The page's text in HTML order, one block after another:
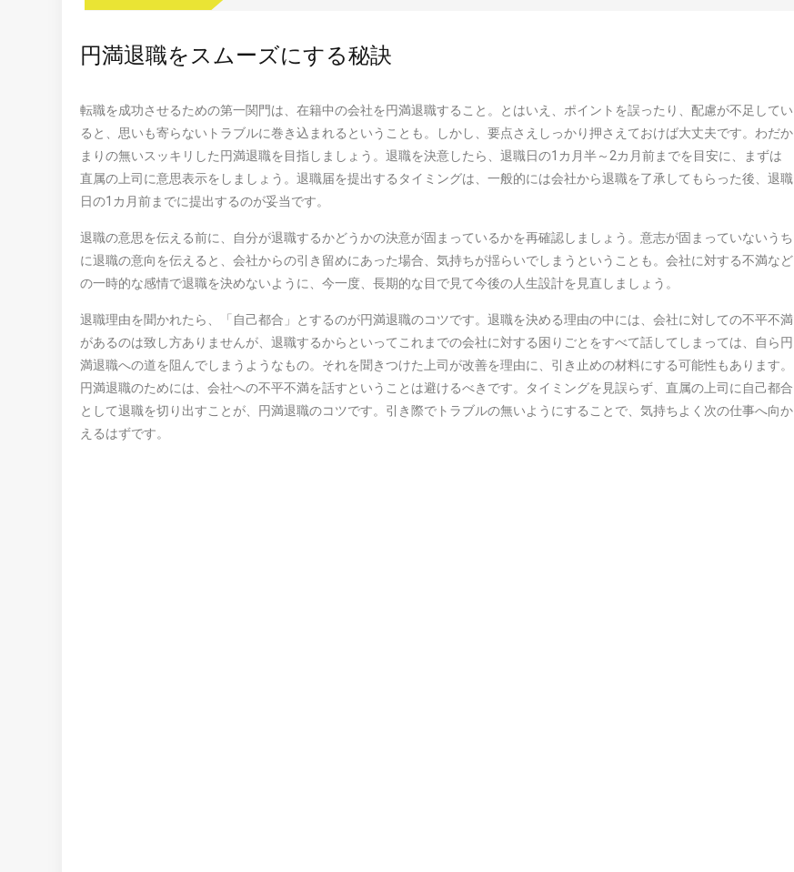
円満退職をスムーズにする秘訣
転職を成功させるための第一関門は、在籍中の会社を円満退職すること。とはいえ、ポイントを誤ったり、配慮が不足してい
ると、思いも寄らないトラブルに巻き込まれるということも。しかし、要点さえしっかり押さえておけば大丈夫です。わだか
まりの無いスッキリした円満退職を目指しましょう。退職を決意したら、退職日の1カ月半～2カ月前までを目安に、まずは
直属の上司に意思表示をしましょう。退職届を提出するタイミングは、一般的には会社から退職を了承してもらった後、退職
日の1カ月前までに提出するのが妥当です。
退職の意思を伝える前に、自分が退職するかどうかの決意が固まっているかを再確認しましょう。意志が固まっていないうち
に退職の意向を伝えると、会社からの引き留めにあった場合、気持ちが揺らいでしまうということも。会社に対する不満など
の一時的な感情で退職を決めないように、今一度、長期的な目で見て今後の人生設計を見直しましょう。
退職理由を聞かれたら、「自己都合」とするのが円満退職のコツです。退職を決める理由の中には、会社に対しての不平不満
があるのは致し方ありませんが、退職するからといってこれまでの会社に対する困りごとをすべて話してしまっては、自ら円
満退職への道を阻んでしまうようなもの。それを聞きつけた上司が改善を理由に、引き止めの材料にする可能性もあります。
円満退職のためには、会社への不平不満を話すということは避けるべきです。タイミングを見誤らず、直属の上司に自己都合
として退職を切り出すことが、円満退職のコツです。引き際でトラブルの無いようにすることで、気持ちよく次の仕事へ向か
えるはずです。